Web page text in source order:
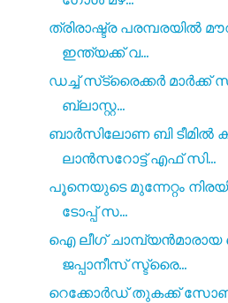
ത്രിരാഷ്ട്ര പരമ്പരയിൽ
ഇന്ത്യക്ക് വ...
ഡച്ച് സ്‌ട്രൈക്കർ മാർക്ക്
ബ്ലാസ്റ്റ...
ബാർസിലോണ ബി ടീമിൽ
ലാൻസറോട്ട് എഫ് സി...
പൂനെയുടെ മുന്നേറ്റം
ടോപ്പ് സ...
ഐ ലീഗ്
ജപ്പാനീസ് സ്ട്രൈ...
റെക്കോർഡ് തുകക്ക്